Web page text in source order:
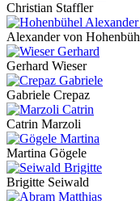
Christian Staffler
Alexander von
Gerhard Wieser
Gabriele Crepaz
Catrin Marzoli
Martina Gögele
Brigitte Seiwald